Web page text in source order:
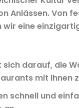
Anlässen. Von
eine
sich darauf, die
mit Ihnen
schnell und